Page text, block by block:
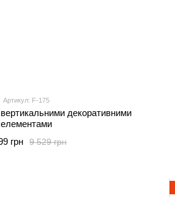
Артикул: F-175
декоративними
елементами
9 529 грн
грн